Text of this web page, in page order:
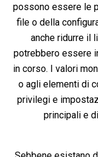
possono essere le
file o della
anche ridurre il
potrebbero essere
in corso. I valori
o agli elementi di
privilegi e
principali e